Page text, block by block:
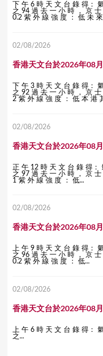
下 午 6 時 天 文 台 錄 得：
之 94 過 去 一 小 時 ， 京
0.2 紫 外 線 強 度 ： 低 未
02/08/2026
香港天文台於2026年08
下 午 3 時 天 文 台 錄 得：
之 92 過 去 一 小 時 ， 京
2 紫 外 線 強 度 ： 低 本 港
02/08/2026
香港天文台於2026年08
正 午 12 時 天 文 台 錄 得：
之 97 過 去 一 小 時 ， 京
1 紫 外 線 強 度 ： 低...
02/08/2026
香港天文台於2026年08
上 午 9 時 天 文 台 錄 得：
之 96 過 去 一 小 時 ， 京
0.2 紫 外 線 強 度 ： 低...
02/08/2026
香港天文台於2026年08
上 午 6 時 天 文 台 錄 得：
之...